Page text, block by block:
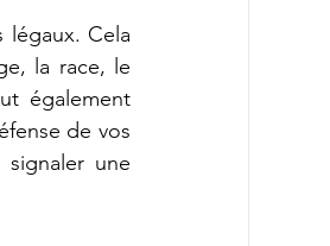
légaux. Cela
la race, le
également
de vos
une